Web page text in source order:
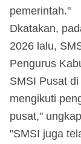
pemerintah."
Dkatakan,
2026 lalu,
Pengurus
SMSI Pusat
mengikuti
pusat,"
"SMSI juga